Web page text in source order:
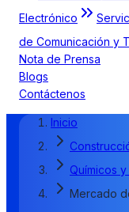
Electrónico
de Comunicación y
Nota de Prensa
Blogs
Contáctenos
Inicio
Químicos
Mercado